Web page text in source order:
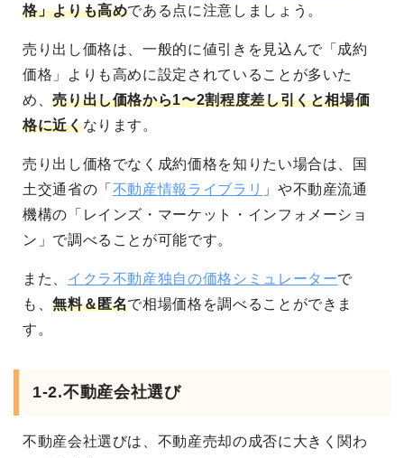
格」よりも高めである点に注意しましょう。
売り出し価格は、一般的に値引きを見込んで「成約
価格」よりも高めに設定されていることが多いた
め、売り出し価格から1〜2割程度差し引くと相場価
格に近くなります。
売り出し価格でなく成約価格を知りたい場合は、国
土交通省の「 不動産情報ライブラリ 」や不動産流通
機構の「レインズ・マーケット・インフォメーショ
ン」で調べることが可能です。
また、 イクラ不動産独自の価格シミュレーターで
も、無料＆匿名で相場価格を調べることができま
す。
1-2.不動産会社選び
不動産会社選びは、不動産売却の成否に大きく関わ